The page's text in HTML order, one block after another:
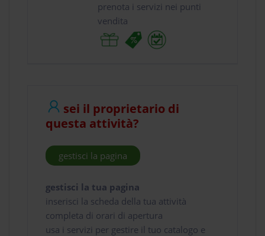
prenota i servizi nei punti
vendita
sei il proprietario di
questa attività?
gestisci la pagina
gestisci la tua pagina
inserisci la scheda della tua attività
completa di orari di apertura
usa i servizi per gestire il tuo catalogo e